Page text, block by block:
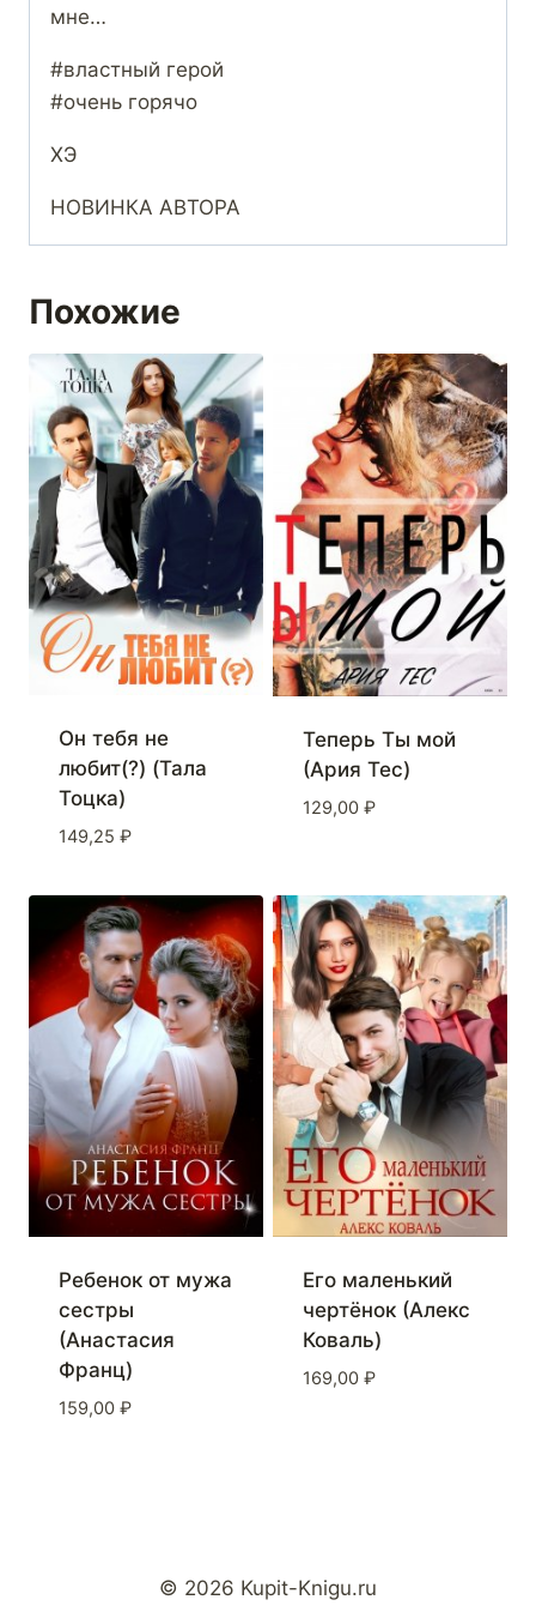
мне…
#властный герой
#очень горячо
ХЭ
НОВИНКА АВТОРА
Похожие
Он тебя не
любит(?) (Тала
Тоцка)
149,25 ₽
Теперь Ты мой
(Ария Тес)
129,00 ₽
Ребенок от мужа
сестры
(Анастасия
Франц)
159,00 ₽
Его маленький
чертёнок (Алекс
Коваль)
169,00 ₽
© 2026 Kupit-Knigu.ru